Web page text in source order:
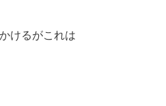
けるがこれは